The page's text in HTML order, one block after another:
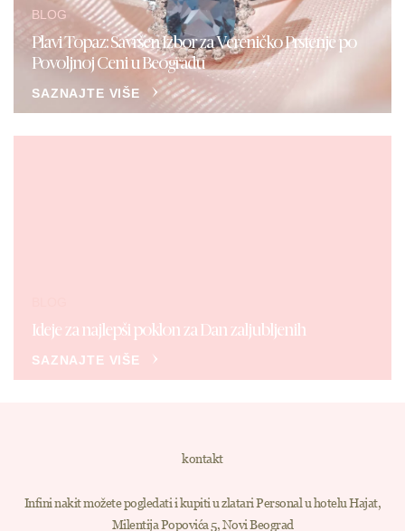
BLOG
Plavi Topaz: Savršen Izbor za Vereničko Prstenje po
Povoljnoj Ceni u Beogradu
SAZNAJTE VIŠE
Ideje za najlepši poklon za Dan zaljubljenih
SAZNAJTE VIŠE
kontakt
Infini nakit možete pogledati i kupiti u zlatari Personal u hotelu Hajat,
Milentija Popovića 5, Novi Beograd